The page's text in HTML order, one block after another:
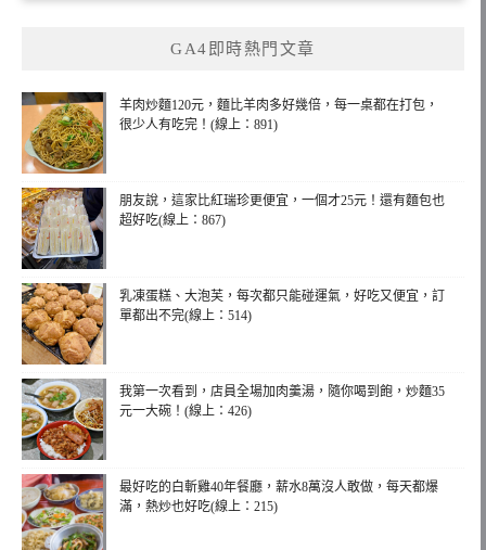
GA4即時熱門文章
羊肉炒麵120元，麵比羊肉多好幾倍，每一桌都在打包，
很少人有吃完！(線上：891)
朋友說，這家比紅瑞珍更便宜，一個才25元！還有麵包也
超好吃(線上：867)
乳凍蛋糕、大泡芙，每次都只能碰運氣，好吃又便宜，訂
單都出不完(線上：514)
我第一次看到，店員全場加肉羹湯，隨你喝到飽，炒麵35
元一大碗！(線上：426)
最好吃的白斬雞40年餐廳，薪水8萬沒人敢做，每天都爆
滿，熱炒也好吃(線上：215)